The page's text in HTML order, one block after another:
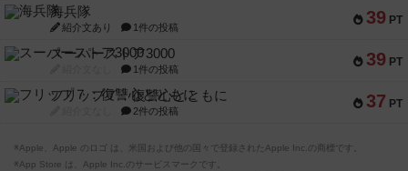
39 PT
海兵隊
紹介文あり 1件の投稿
39 PT
スーパーストア3000
1件の投稿
37 PT
フリップ７：復讐心とともに
2件の投稿
※Apple、Apple のロゴ は、米国および他の国々で登録されたApple Inc.の商標です。
※App Store は、Apple Inc.のサービスマークです。